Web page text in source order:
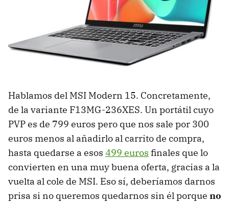
Hablamos del MSI Modern 15. Concretamente,
de la variante F13MG-236XES. Un portátil cuyo
PVP es de 799 euros pero que nos sale por 300
euros menos al añadirlo al carrito de compra,
hasta quedarse a esos 499 euros finales que lo
convierten en una muy buena oferta, gracias a la
vuelta al cole de MSI. Eso sí, deberíamos darnos
prisa si no queremos quedarnos sin él porque no